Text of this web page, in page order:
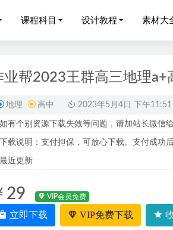
课程科目 设计教程 素材大
业帮2023王群高三地理
地理 高中 2023年5月4日 下午11:51
如有个别资源下载失效等问题，请加站长微信
下载说明：支付担保，可放心下载。支付成功
最近更新
29 VIP会员免费
立即下载 VIP免费下载
猿辅导2023王君高一化学视频教程暑假
作业帮2023李播恩高三英语s视频教程+
作业帮2022年袁慧高二英语教学视频+
学课程+讲义-寒假班+春季班 2023-06-15